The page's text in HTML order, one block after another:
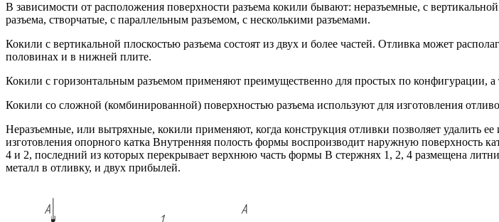
В зависимости от расположения поверхности разъема кокили бывают: неразъемные, с
разъема, створчатые, с параллельным разъемом, с несколькими разъемами.
Кокили с вертикальной плоскостью разъема состоят из двух и более частей. Отливка может
половинах и в нижней плите.
Кокили с горизонтальным разъемом применяют преимущественно для простых по конфигурации, а
Кокили со сложной (комбинированной) поверхностью разъема используют для изготовления
Неразъемные, или вытряхные, кокили применяют, когда конструкция отливки позволяет удалить
изготовления опорного катка Внутренняя полость формы воспроизводит наружную поверхность
4 и 2, последний из которых перекрывает верхнюю часть формы В стержнях 1, 2, 4 размещена
металл в отливку, и двух прибылей.